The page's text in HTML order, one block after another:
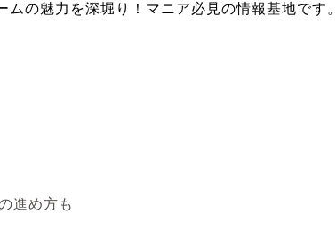
の魅力を深堀り！マニア必見の情報基地です。
進め方も